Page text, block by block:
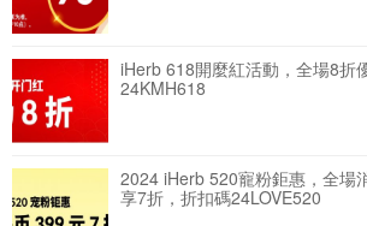
iHerb 618開麼紅活動，全場8折
24KMH618
2024 iHerb 520寵粉鉅惠，全場
享7折，折扣碼24LOVE520